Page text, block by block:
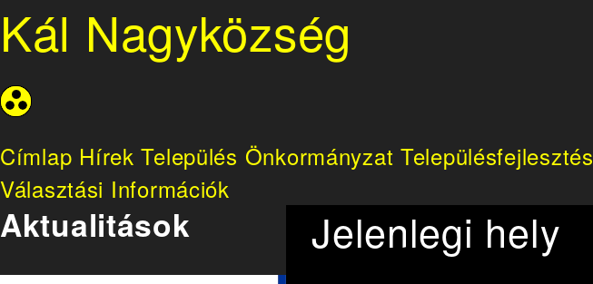
Kál Nagyközség
Címlap Hírek Település Önkormányzat Településfejlesztés
Választási Információk
Jelenlegi hely
Aktualitások